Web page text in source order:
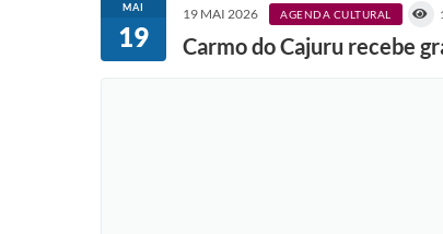
MAI
19
19 MAI 2026 AGENDA CULTURAL
Carmo do Cajuru recebe